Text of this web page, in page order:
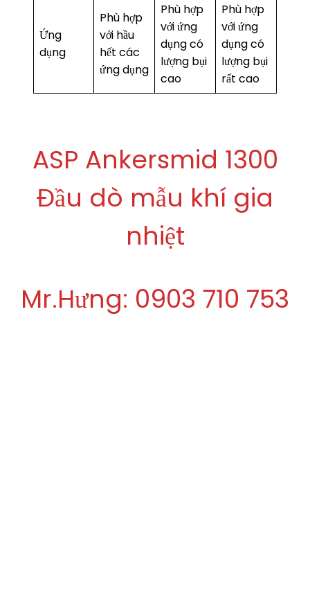
Ứng
dụng
Phù hợp
với hầu
hết các
ứng dụng
Phù hợp
với ứng
dụng có
lượng bụi
cao
Phù hợp
với ứng
dụng có
lượng bụi
rất cao
ASP Ankersmid 1300
Đầu dò mẫu khí gia
nhiệt
Mr.Hưng: 0903 710 753